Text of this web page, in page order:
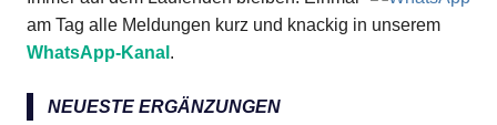
am Tag alle Meldungen kurz und knackig in unserem
WhatsApp-Kanal .
NEUESTE ERGÄNZUNGEN